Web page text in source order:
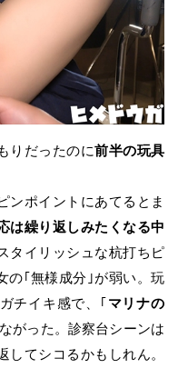
りだったのに前半の玩具
ンポイントにあてるとま
は繰り返しみたくなる中
タイリッシュな杭打ちピ
の｢無様成分｣が弱い。玩
チイキ感で、｢マリナの
がった。診察台シーンは
てシコるかもしれん。